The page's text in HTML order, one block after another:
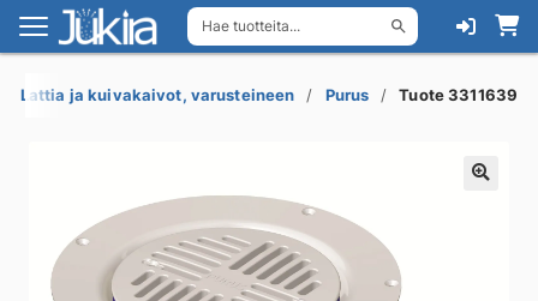
Hae tuotteita...
Siirry
navigointiin
Siirry
sisältöön
Lattia ja kuivakaivot, varusteineen Purus Tuote 3311639